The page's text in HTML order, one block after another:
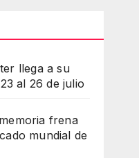
llega a su
al 26 de julio
frena
mundial de